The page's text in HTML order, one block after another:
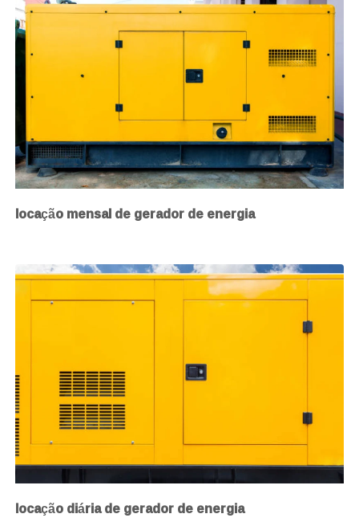
locação mensal de gerador de energia
locação diária de gerador de energia